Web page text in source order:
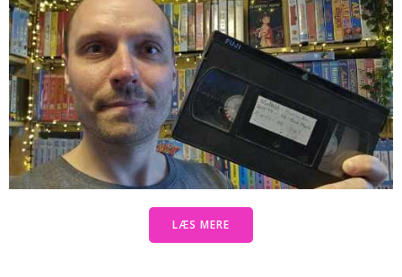
LÆS MERE